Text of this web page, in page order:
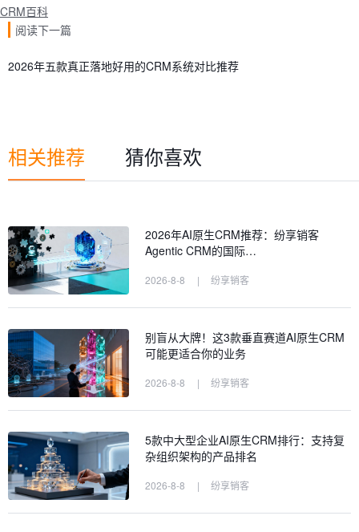
CRM百科
阅读下一篇
2026年五款真正落地好用的CRM系统对比推荐
相关推荐 猜你喜欢
2026年AI原生CRM推荐：纷享销客
Agentic CRM的国际…
2026-8-8 | 纷享销客
别盲从大牌！这3款垂直赛道AI原生CRM
可能更适合你的业务
2026-8-8 | 纷享销客
5款中大型企业AI原生CRM排行：支持复
杂组织架构的产品排名
2026-8-8 | 纷享销客